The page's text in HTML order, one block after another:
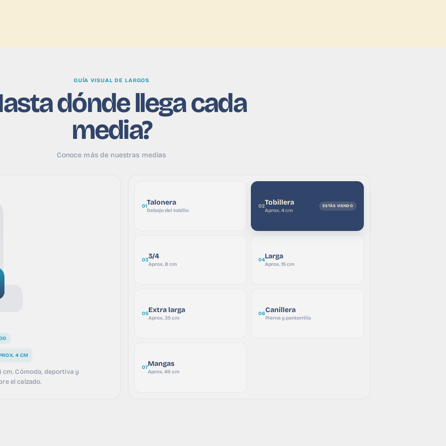
GUÍA VISUAL DE LARGOS
dónde llega cada
media?
Conoce más de nuestras medias
4 CM
Cómoda, deportiva y
el calzado.
01Talonera
Debajo del tobillo
02Tobillera
Aprox. 4 cm
033/4
Aprox. 8 cm
04Larga
Aprox. 15 cm
05Extra larga
Aprox. 35 cm
06Canillera
Pierna y pantorrilla
07Mangas
Aprox. 49 cm